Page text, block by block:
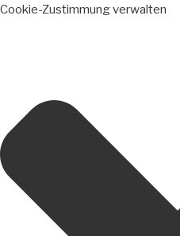
Cookie-Zustimmung verwalten